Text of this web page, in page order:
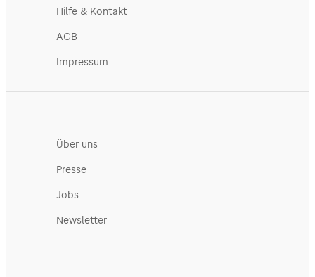
Hilfe & Kontakt
AGB
Impressum
Über uns
Presse
Jobs
Newsletter